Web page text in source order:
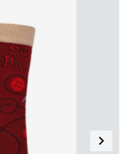
keyboard_arrow_right